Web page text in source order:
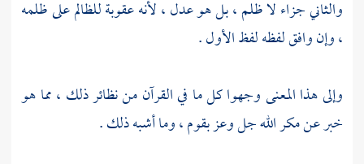
والثاني جزاء لا ظلم ، بل هو عدل ، لأنه عقوبة للظالم على ظلمه
، وإن وافق لفظه لفظ الأول .
وإلى هذا المعنى وجهوا كل ما في القرآن من نظائر ذلك ، مما هو
خبر عن مكر الله جل وعز بقوم ، وما أشبه ذلك .